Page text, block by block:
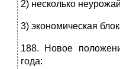
2) несколько
3) экономическая
188. Новое
года: